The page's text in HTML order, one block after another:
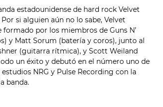
estadounidense de hard rock Velvet
si alguien aún no lo sabe, Velvet
por los miembros de Guns N’
y Matt Sorum (batería y coros), junto al
(guitarra rítmica), y Scott Weiland
un éxito y debutó en el número uno de
NRG y Pulse Recording con la
banda.